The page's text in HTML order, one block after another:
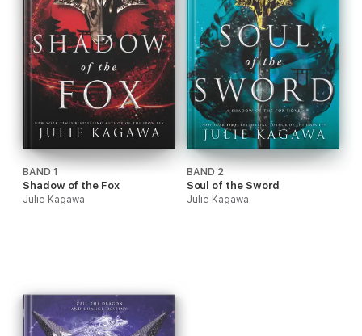
BAND 1
Shadow of the Fox
Julie Kagawa
BAND 2
Soul of the Sword
Julie Kagawa